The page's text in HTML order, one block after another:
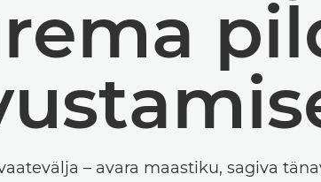
– avara maastiku, sagiva